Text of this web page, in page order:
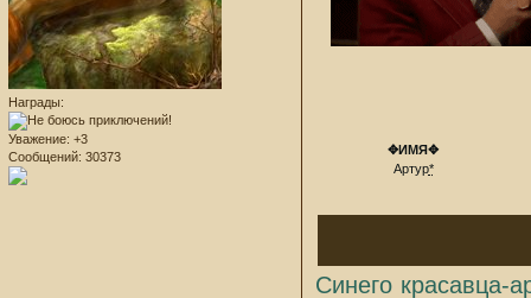
Награды:
Уважение: +3
Сообщений: 30373
✥ИМЯ✥
Артур*
Синего красавца-